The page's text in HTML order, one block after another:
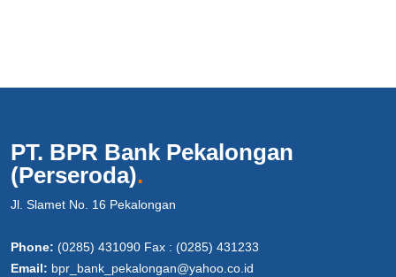
PT. BPR Bank Pekalongan
(Perseroda).
Jl. Slamet No. 16 Pekalongan
Phone: (0285) 431090 Fax : (0285) 431233
Email: bpr_bank_pekalongan@yahoo.co.id